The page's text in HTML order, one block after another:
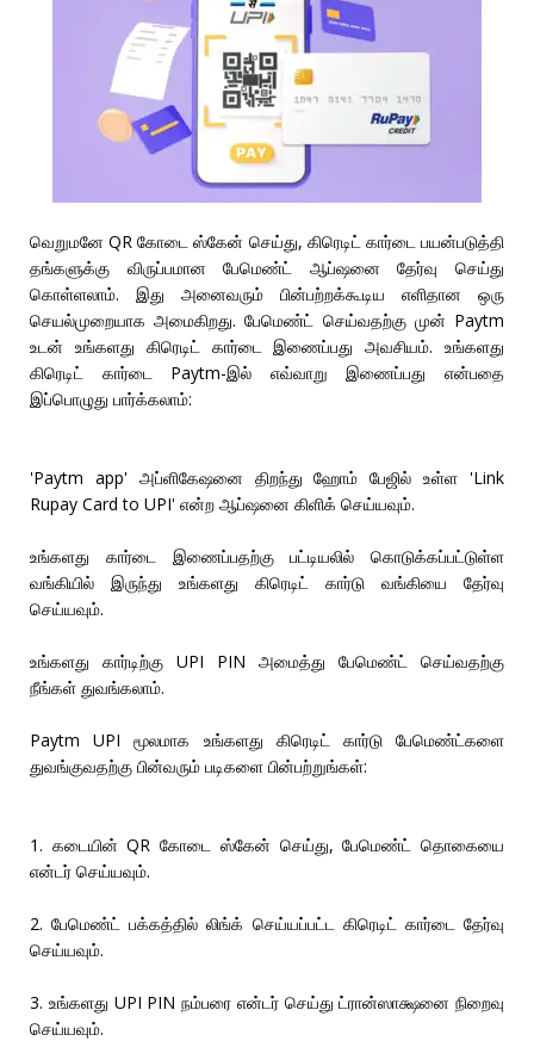
வெறுமனே QR கோடை ஸ்கேன் செய்து, கிரெடிட் கார்டை பயன்படுத்தி
தங்களுக்கு விருப்பமான பேமெண்ட் ஆப்ஷனை தேர்வு செய்து
கொள்ளலாம். இது அனைவரும் பின்பற்றக்கூடிய எளிதான ஒரு
செயல்முறையாக அமைகிறது. பேமெண்ட் செய்வதற்கு முன் Paytm
உடன் உங்களது கிரெடிட் கார்டை இணைப்பது அவசியம். உங்களது
கிரெடிட் கார்டை Paytm-இல் எவ்வாறு இணைப்பது என்பதை
இப்பொழுது பார்க்கலாம்:
'Paytm app' அப்ளிகேஷனை திறந்து ஹோம் பேஜில் உள்ள 'Link
Rupay Card to UPI' என்ற ஆப்ஷனை கிளிக் செய்யவும்.
உங்களது கார்டை இணைப்பதற்கு பட்டியலில் கொடுக்கப்பட்டுள்ள
வங்கியில் இருந்து உங்களது கிரெடிட் கார்டு வங்கியை தேர்வு
செய்யவும்.
உங்களது கார்டிற்கு UPI PIN அமைத்து பேமெண்ட் செய்வதற்கு
நீங்கள் துவங்கலாம்.
Paytm UPI மூலமாக உங்களது கிரெடிட் கார்டு பேமெண்ட்களை
துவங்குவதற்கு பின்வரும் படிகளை பின்பற்றுங்கள்:
1. கடையின் QR கோடை ஸ்கேன் செய்து, பேமெண்ட் தொகையை
என்டர் செய்யவும்.
2. பேமெண்ட் பக்கத்தில் லிங்க் செய்யப்பட்ட கிரெடிட் கார்டை தேர்வு
செய்யவும்.
3. உங்களது UPI PIN நம்பரை என்டர் செய்து ட்ரான்ஸாக்ஷனை நிறைவு
செய்யவும்.